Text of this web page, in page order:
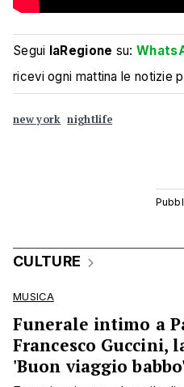
Segui laRegione su:
ricevi ogni mattina le notizie
new york nightlife
CULTURE
MUSICA
Funerale intimo a
Francesco Guccini,
'Buon viaggio babbo'